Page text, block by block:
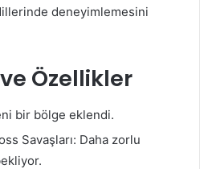
deneyimlemesini
Özellikler
bir bölge eklendi.
Savaşları: Daha zorlu